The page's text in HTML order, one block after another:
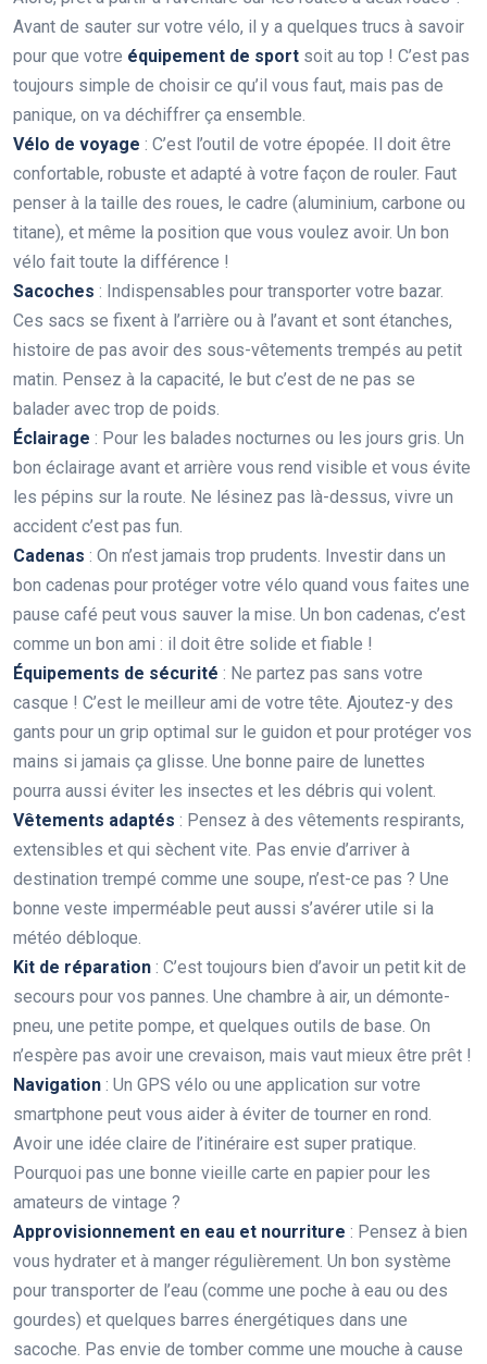
Avant de sauter sur votre vélo, il y a quelques trucs à savoir
pour que votre équipement de sport soit au top ! C’est pas
toujours simple de choisir ce qu’il vous faut, mais pas de
panique, on va déchiffrer ça ensemble.
Vélo de voyage : C’est l’outil de votre épopée. Il doit être
confortable, robuste et adapté à votre façon de rouler. Faut
penser à la taille des roues, le cadre (aluminium, carbone ou
titane), et même la position que vous voulez avoir. Un bon
vélo fait toute la différence !
Sacoches : Indispensables pour transporter votre bazar.
Ces sacs se fixent à l’arrière ou à l’avant et sont étanches,
histoire de pas avoir des sous-vêtements trempés au petit
matin. Pensez à la capacité, le but c’est de ne pas se
balader avec trop de poids.
Éclairage : Pour les balades nocturnes ou les jours gris. Un
bon éclairage avant et arrière vous rend visible et vous évite
les pépins sur la route. Ne lésinez pas là-dessus, vivre un
accident c’est pas fun.
Cadenas : On n’est jamais trop prudents. Investir dans un
bon cadenas pour protéger votre vélo quand vous faites une
pause café peut vous sauver la mise. Un bon cadenas, c’est
comme un bon ami : il doit être solide et fiable !
Équipements de sécurité : Ne partez pas sans votre
casque ! C’est le meilleur ami de votre tête. Ajoutez-y des
gants pour un grip optimal sur le guidon et pour protéger vos
mains si jamais ça glisse. Une bonne paire de lunettes
pourra aussi éviter les insectes et les débris qui volent.
Vêtements adaptés : Pensez à des vêtements respirants,
extensibles et qui sèchent vite. Pas envie d’arriver à
destination trempé comme une soupe, n’est-ce pas ? Une
bonne veste imperméable peut aussi s’avérer utile si la
météo débloque.
Kit de réparation : C’est toujours bien d’avoir un petit kit de
secours pour vos pannes. Une chambre à air, un démonte-
pneu, une petite pompe, et quelques outils de base. On
n’espère pas avoir une crevaison, mais vaut mieux être prêt !
Navigation : Un GPS vélo ou une application sur votre
smartphone peut vous aider à éviter de tourner en rond.
Avoir une idée claire de l’itinéraire est super pratique.
Pourquoi pas une bonne vieille carte en papier pour les
amateurs de vintage ?
Approvisionnement en eau et nourriture : Pensez à bien
vous hydrater et à manger régulièrement. Un bon système
pour transporter de l’eau (comme une poche à eau ou des
gourdes) et quelques barres énergétiques dans une
sacoche. Pas envie de tomber comme une mouche à cause